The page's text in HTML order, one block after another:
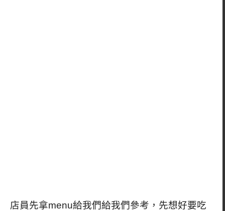
店員先拿menu給我們給我們參考，先想好要吃